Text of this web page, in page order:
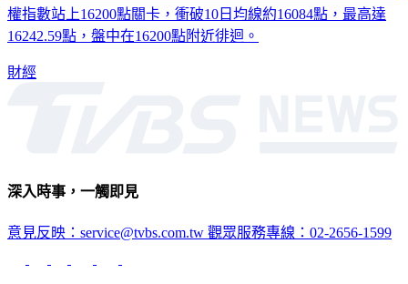
權指數站上16200點關卡，衝破10日均線約16084點，最高達
16242.59點，盤中在16200點附近徘迴。
財經
深入時事，一觸即見
意見反映：service@tvbs.com.tw 觀眾服務專線：02-2656-1599